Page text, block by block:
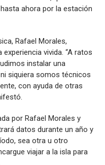
ahora por la estación
Rafael Morales,
vivida. “A ratos
instalar una
siquiera somos técnicos
con ayuda de otras
por Rafael Morales y
datos durante un año y
sea otra u otro
viajar a la isla para